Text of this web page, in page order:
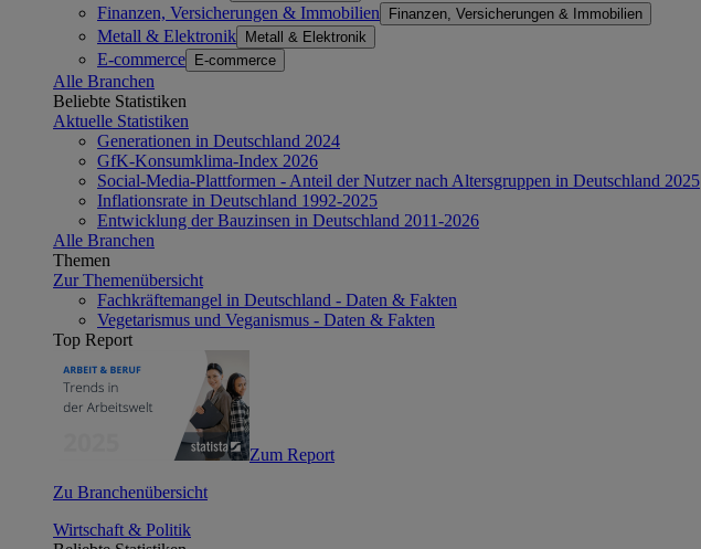
Finanzen, Versicherungen & Immobilien Finanzen, Versicherungen & Immobilien
Metall & Elektronik Metall & Elektronik
E-commerce E-commerce
Alle Branchen
Beliebte Statistiken
Aktuelle Statistiken
Generationen in Deutschland 2024
GfK-Konsumklima-Index 2026
Social-Media-Plattformen - Anteil der Nutzer nach Altersgruppen in Deutschland 2025
Inflationsrate in Deutschland 1992-2025
Entwicklung der Bauzinsen in Deutschland 2011-2026
Alle Branchen
Themen
Zur Themenübersicht
Fachkräftemangel in Deutschland - Daten & Fakten
Vegetarismus und Veganismus - Daten & Fakten
Top Report
Zum Report
Zu Branchenübersicht
Wirtschaft & Politik